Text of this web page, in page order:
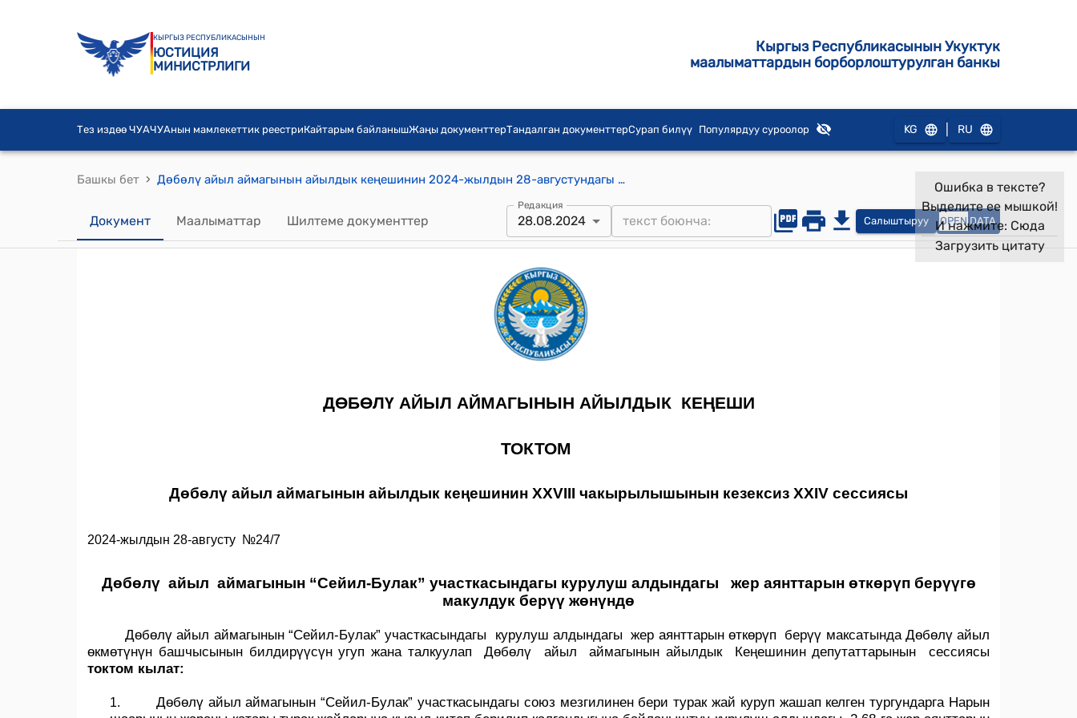
КЫРГЫЗ РЕСПУБЛИКАСЫНЫН
ЮСТИЦИЯ
МИНИСТРЛИГИ
Кыргыз Республикасынын Укуктук
маалыматтардын борборлоштурулган банкы
Тез издөө ЧУАЧУАнын мамлекеттик реестриКайтарым байланышЖаңы документтерТандалган документтерСурап билүү Популярдуу суроолор KG RU
Башкы бет › Дөбөлү айыл аймагынын айылдык кеңешинин 2024-жылдын 28-августундагы № 24/7 "Дөбөлү айыл аймагынын “Сейил-Булак” участкасындагы курулуш алдындагы жер аянттарын өткөрүп берүүгө маакулдук берүү жөнүндө" Токтому
Документ Маалыматтар Шилтеме документтер
Редакция
28.08.2024 Салыштыруу OPEN DATA
Ошибка в тексте?
Выделите ее мышкой!
И нажмите: Сюда
Загрузить цитату